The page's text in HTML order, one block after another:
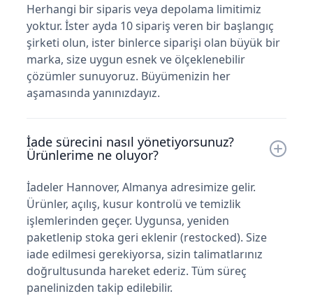
Herhangi bir siparis veya depolama limitimiz
yoktur. İster ayda 10 sipariş veren bir başlangıç
şirketi olun, ister binlerce siparişi olan büyük bir
marka, size uygun esnek ve ölçeklenebilir
çözümler sunuyoruz. Büyümenizin her
aşamasında yanınızdayız.
İade sürecini nasıl yönetiyorsunuz?
Ürünlerime ne oluyor?
İadeler Hannover, Almanya adresimize gelir.
Ürünler, açılış, kusur kontrolü ve temizlik
işlemlerinden geçer. Uygunsa, yeniden
paketlenip stoka geri eklenir (restocked). Size
iade edilmesi gerekiyorsa, sizin talimatlarınız
doğrultusunda hareket ederiz. Tüm süreç
panelinizden takip edilebilir.